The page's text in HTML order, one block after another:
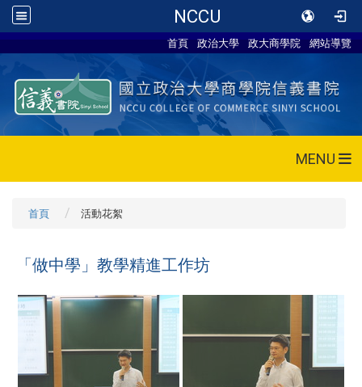
NCCU
首頁 政治大學 政大商學院 網站導覽
MENU
首頁 活動花絮
「做中學」教學精進工作坊